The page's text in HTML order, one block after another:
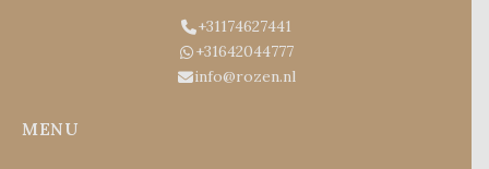
+31174627441
+31642044777
info@rozen.nl
MENU